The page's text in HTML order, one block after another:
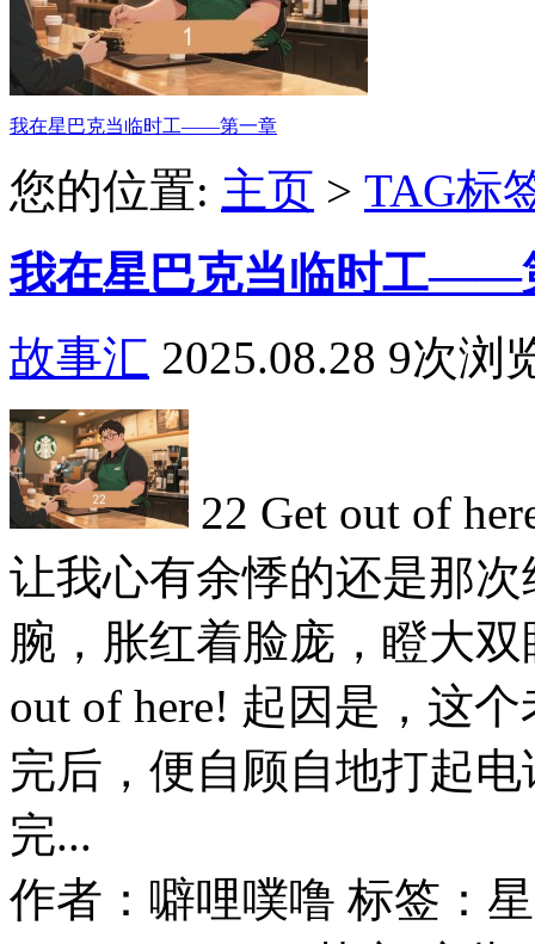
我在星巴克当临时工——第一章
您的位置: 主页 > TAG标
我在星巴克当临时工——
故事汇 2025.08.28 9次浏
22 Get out of
让我心有余悸的还是那
腕，胀红着脸庞，瞪大
out of here! 起因是，这
完后，便自顾自地打起
完...
作者：噼哩噗噜 标签：